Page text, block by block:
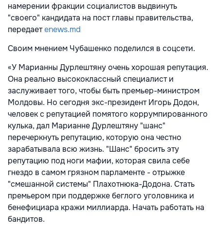
намерении фракции социалистов выдвинуть
"своего" кандидата на пост главы правительства,
передаетenews.md
Своим мнением Чубашенко поделился в соцсети.
«У Марианны Дурлештяну очень хорошая репутация.
Она реально высококлассный специалист и
заслуживает того, чтобы быть премьер-министром
Молдовы. Но сегодня экс-президент Игорь Додон,
человек с репутацией помятого коррумпированного
кулька, дал Марианне Дурлештяну "шанс"
перечеркнуть репутацию, которую она честно
зарабатывала всю жизнь. "Шанс" бросить эту
репутацию под ноги мафии, которая свила себе
гнездо в самом грязном парламенте - отрыжке
"смешанной системы" Плахотнюка-Додона. Стать
премьером при поддержке беглого уголовника и
бенефициара кражи миллиарда. Начать работать на
бандитов.